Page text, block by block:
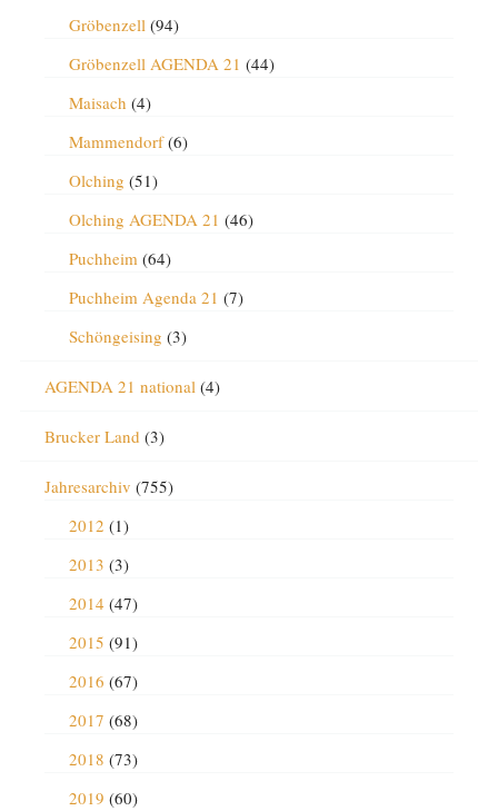
Gröbenzell(94)
Gröbenzell AGENDA 21 (44)
Maisach (4)
Mammendorf(6)
Olching (51)
Olching AGENDA 21 (46)
Puchheim(64)
Puchheim Agenda 21 (7)
Schöngeising (3)
AGENDA 21 national(4)
Brucker Land (3)
Jahresarchiv (755)
2012 (1)
2013 (3)
2014 (47)
2015 (91)
2016 (67)
2017 (68)
2018 (73)
2019 (60)